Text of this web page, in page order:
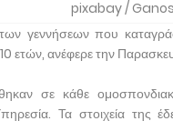
pixabay /
γεννήσεων που
ετών, ανέφερε την
σε κάθε
Τα στοιχεία της